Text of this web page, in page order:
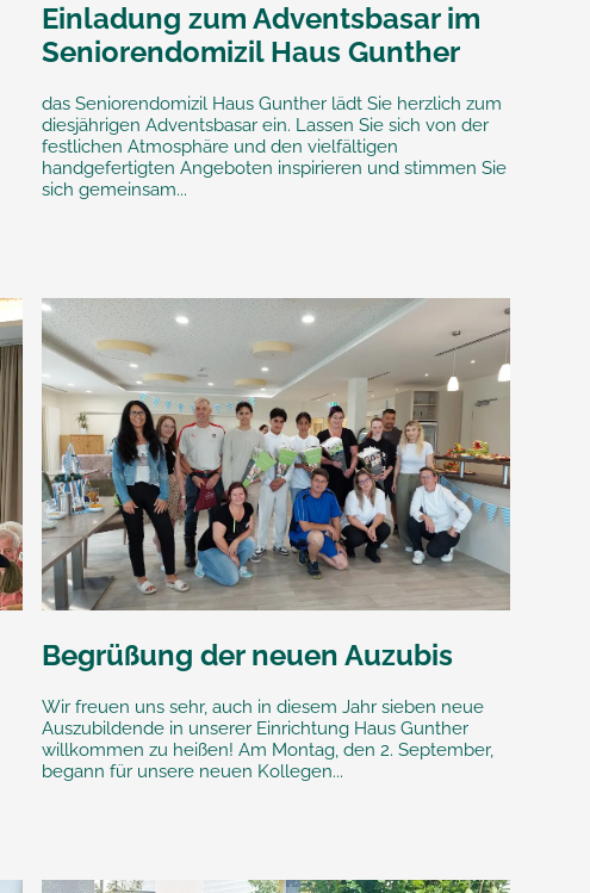
Einladung zum Adventsbasar im
Seniorendomizil Haus Gunther
das Seniorendomizil Haus Gunther lädt Sie herzlich zum
diesjährigen Adventsbasar ein. Lassen Sie sich von der
festlichen Atmosphäre und den vielfältigen
handgefertigten Angeboten inspirieren und stimmen Sie
sich gemeinsam...
Begrüßung der neuen Auzubis
Wir freuen uns sehr, auch in diesem Jahr sieben neue
Auszubildende in unserer Einrichtung Haus Gunther
willkommen zu heißen! Am Montag, den 2. September,
begann für unsere neuen Kollegen...